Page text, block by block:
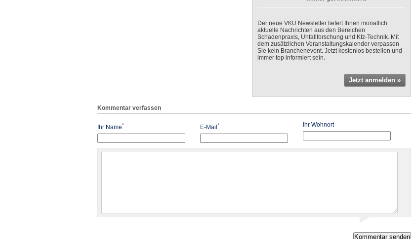
Der neue VKU Newsletter liefert Ihnen monatlich
aktuelle Nachrichten aus den Bereichen
Schadenpraxis, Unfallforschung und Kfz-Technik. Mit
dem zusätzlichen Veranstaltungskalender verpassen
Sie kein Branchenevent. Jetzt kostenlos bestellen und
immer top informiert sein.
Jetzt anmelden »
Kommentar verfassen
Ihr Name* E-Mail * Ihr Wohnort